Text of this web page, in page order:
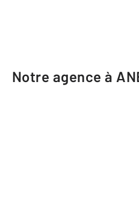
Notre agence à